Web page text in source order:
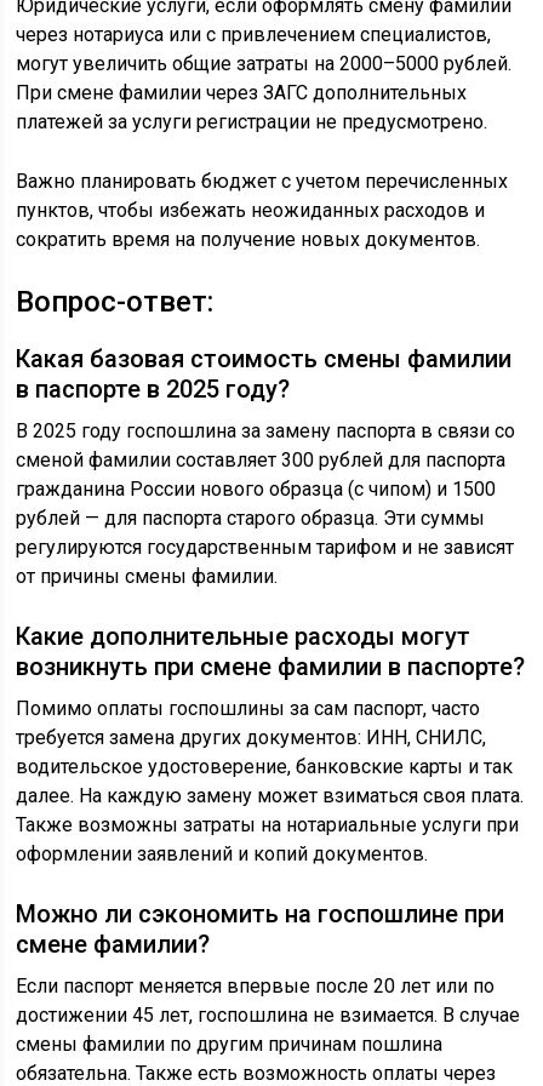
Юридические услуги, если оформлять смену фамилии
через нотариуса или с привлечением специалистов,
могут увеличить общие затраты на 2000–5000 рублей.
При смене фамилии через ЗАГС дополнительных
платежей за услуги регистрации не предусмотрено.
Важно планировать бюджет с учетом перечисленных
пунктов, чтобы избежать неожиданных расходов и
сократить время на получение новых документов.
Вопрос-ответ:
Какая базовая стоимость смены фамилии
в паспорте в 2025 году?
В 2025 году госпошлина за замену паспорта в связи со
сменой фамилии составляет 300 рублей для паспорта
гражданина России нового образца (с чипом) и 1500
рублей — для паспорта старого образца. Эти суммы
регулируются государственным тарифом и не зависят
от причины смены фамилии.
Какие дополнительные расходы могут
возникнуть при смене фамилии в паспорте?
Помимо оплаты госпошлины за сам паспорт, часто
требуется замена других документов: ИНН, СНИЛС,
водительское удостоверение, банковские карты и так
далее. На каждую замену может взиматься своя плата.
Также возможны затраты на нотариальные услуги при
оформлении заявлений и копий документов.
Можно ли сэкономить на госпошлине при
смене фамилии?
Если паспорт меняется впервые после 20 лет или по
достижении 45 лет, госпошлина не взимается. В случае
смены фамилии по другим причинам пошлина
обязательна. Также есть возможность оплаты через